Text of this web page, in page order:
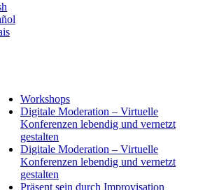
Workshops
Digitale Moderation – Virtuelle
Konferenzen lebendig und vernetzt
gestalten
Digitale Moderation – Virtuelle
Konferenzen lebendig und vernetzt
gestalten
Präsent sein durch Improvisation